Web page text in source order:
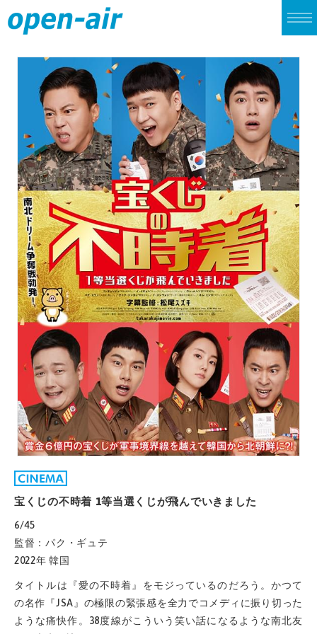
LIVE
CINEMA
ALBUM
SINGLE
ARCHIVES
宝くじの不時着 1等当選くじが飛んでいきました
6/45
監督：パク・ギュテ
2022年 韓国
タイトルは『愛の不時着』をモジっているのだろう。かつて
の名作『JSA』の極限の緊張感を全力でコメディに振り切った
ような痛快作。38度線がこういう笑い話になるような南北友